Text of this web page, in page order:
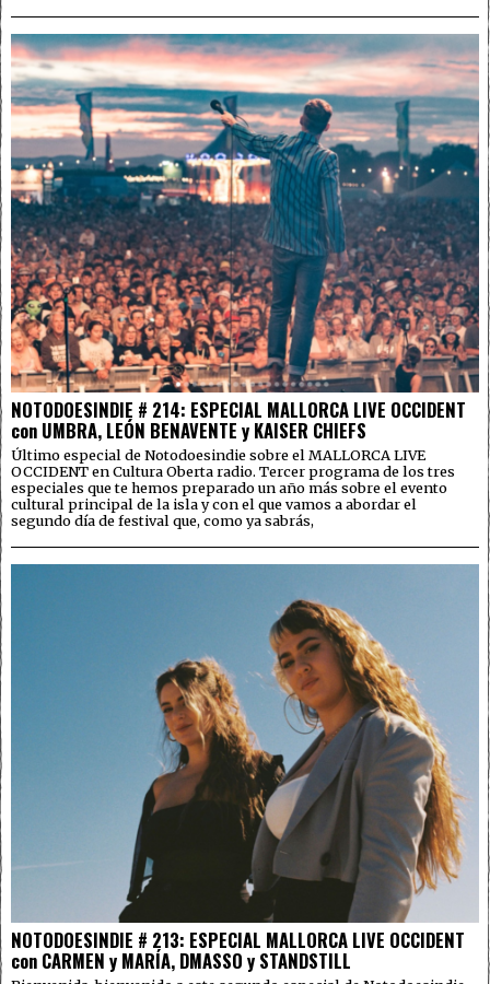
NOTODOESINDIE # 214: ESPECIAL MALLORCA LIVE OCCIDENT
con UMBRA, LEÓN BENAVENTE y KAISER CHIEFS
Último especial de Notodoesindie sobre el MALLORCA LIVE
OCCIDENT en Cultura Oberta radio. Tercer programa de los tres
especiales que te hemos preparado un año más sobre el evento
cultural principal de la isla y con el que vamos a abordar el
segundo día de festival que, como ya sabrás,
NOTODOESINDIE # 213: ESPECIAL MALLORCA LIVE OCCIDENT
con CARMEN y MARÍA, DMASSO y STANDSTILL